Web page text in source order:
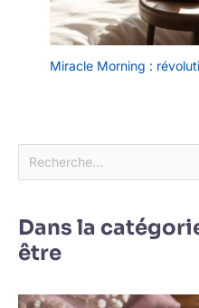
Miracle Morning :
Dans la
être